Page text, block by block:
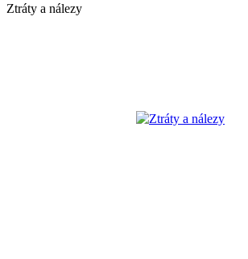
Ztráty a nálezy
Ztráty a nálezy